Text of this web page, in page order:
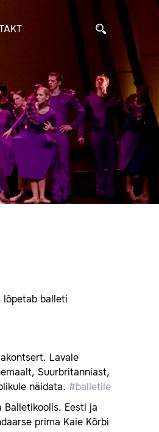
lõpetab balleti
Lavale
Suurbritanniast,
näidata. #balletile
Balletikoolis. Eesti ja
prima Kaie Kõrbi